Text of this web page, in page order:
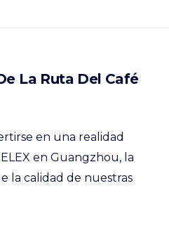
La Ruta Del Café
en una realidad
en Guangzhou, la
la calidad de nuestras